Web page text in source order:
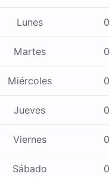
Lunes
Martes
Miércoles
Jueves
Viernes
Sábado